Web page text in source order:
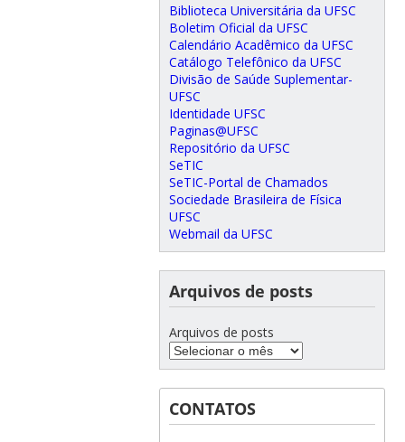
Biblioteca Universitária da UFSC
Boletim Oficial da UFSC
Calendário Acadêmico da UFSC
Catálogo Telefônico da UFSC
Divisão de Saúde Suplementar-
UFSC
Identidade UFSC
Paginas@UFSC
Repositório da UFSC
SeTIC
SeTIC-Portal de Chamados
Sociedade Brasileira de Física
UFSC
Webmail da UFSC
Arquivos de posts
Arquivos de posts
CONTATOS